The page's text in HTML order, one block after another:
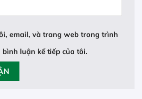
email, và trang web trong trình
luận kế tiếp của tôi.